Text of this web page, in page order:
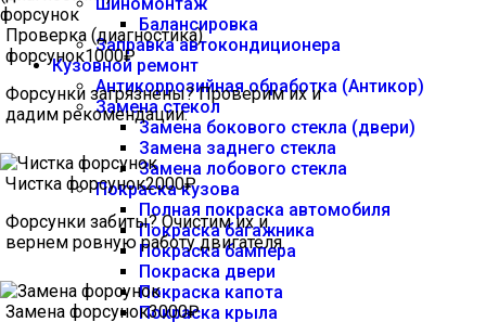
Балансировка
Заправка автокондиционера
Кузовной ремонт
Антикоррозийная обработка (Антикор)
Замена стекол
Замена бокового стекла (двери)
Замена заднего стекла
Замена лобового стекла
Покраска кузова
Полная покраска автомобиля
Покраска багажника
Покраска бампера
Покраска двери
Покраска капота
Покраска крыла
Проверка (диагностика)
форсунок1000₽
Форсунки загрязнены? Проверим их и
дадим рекомендации.
Чистка форсунок2000₽
Форсунки забиты? Очистим их и
вернем ровную работу двигателя.
Замена форсунок3000₽